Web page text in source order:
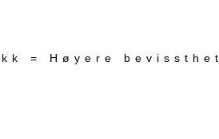
= Høyere bevissthet